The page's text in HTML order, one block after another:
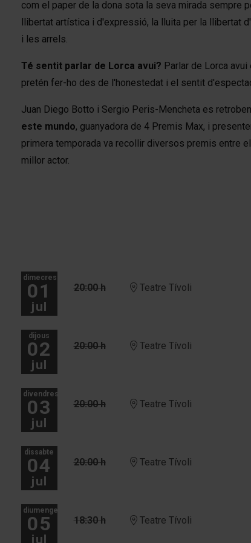
com el paper de la dona sota la seva mirada sempre
llibertat artística i d'expressió, la lluita per la llibertat
i les arrels.
Té sentit parlar de Lorca avui? Parlar de Lorca
pretén fer-ho des de l'honestedat i el sentit
Juan Diego Botto i Sergio Peris-Mencheta es
este mundo, guanyadora de 4 Premis Max, i
primera temporada va recollir diversos premis entre
millor actor.
dimecres
01
jul
20:00 h Teatre Tívoli
dijous
02
jul
20:00 h Teatre Tívoli
divendres
03
jul
20:00 h Teatre Tívoli
dissabte
04
jul
20:00 h Teatre Tívoli
diumenge
05
jul
18:30 h Teatre Tívoli